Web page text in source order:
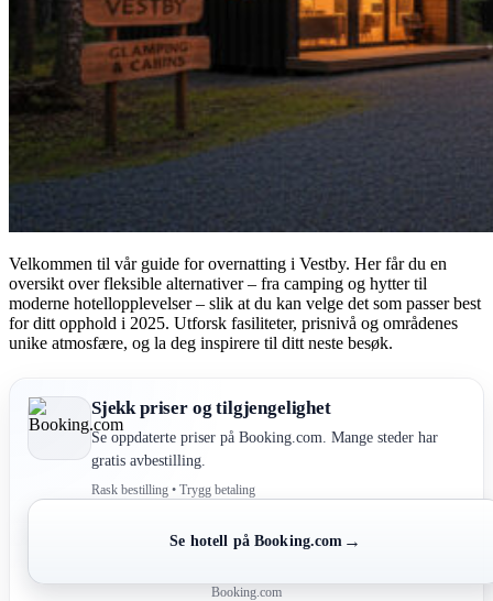
Velkommen til vår guide for overnatting i Vestby. Her får du en
oversikt over fleksible alternativer – fra camping og hytter til
moderne hotellopplevelser – slik at du kan velge det som passer best
for ditt opphold i 2025. Utforsk fasiliteter, prisnivå og områdenes
unike atmosfære, og la deg inspirere til ditt neste besøk.
Sjekk priser og tilgjengelighet
Se oppdaterte priser på Booking.com. Mange steder har
gratis avbestilling.
Rask bestilling • Trygg betaling
Se hotell på Booking.com →
Booking.com